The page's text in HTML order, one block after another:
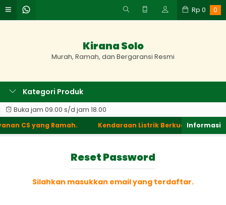
Rp 0 0
Kirana Solo
Murah, Ramah, dan Bergaransi Resmi
Kategori Produk
Buka jam 09.00 s/d jam 18.00
CS yang Ramah.
Kendaraan Listrik Berkualitas,
Reset Password
Silahkan masukkan email yang terdaftar.